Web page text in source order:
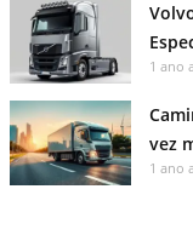
1 ano
vez
1 ano